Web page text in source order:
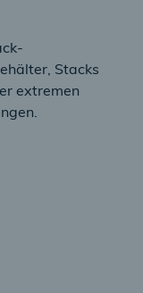
Stacks
extremen